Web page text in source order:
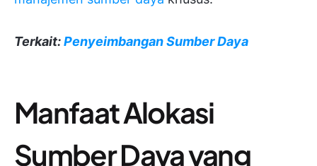
Terkait:Penyeimbangan Sumber Daya
Manfaat Alokasi
Sumber Daya yang